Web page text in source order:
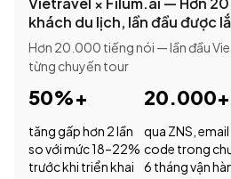
khách du lịch, lần đầu được
Hơn 20.000 tiếng nói — lần đầu
từng chuyến tour
50%+
tăng gấp hơn 2 lần
so với mức 18–22%
trước khi triển khai
20.000+
qua ZNS, email
code trong
6 tháng vận